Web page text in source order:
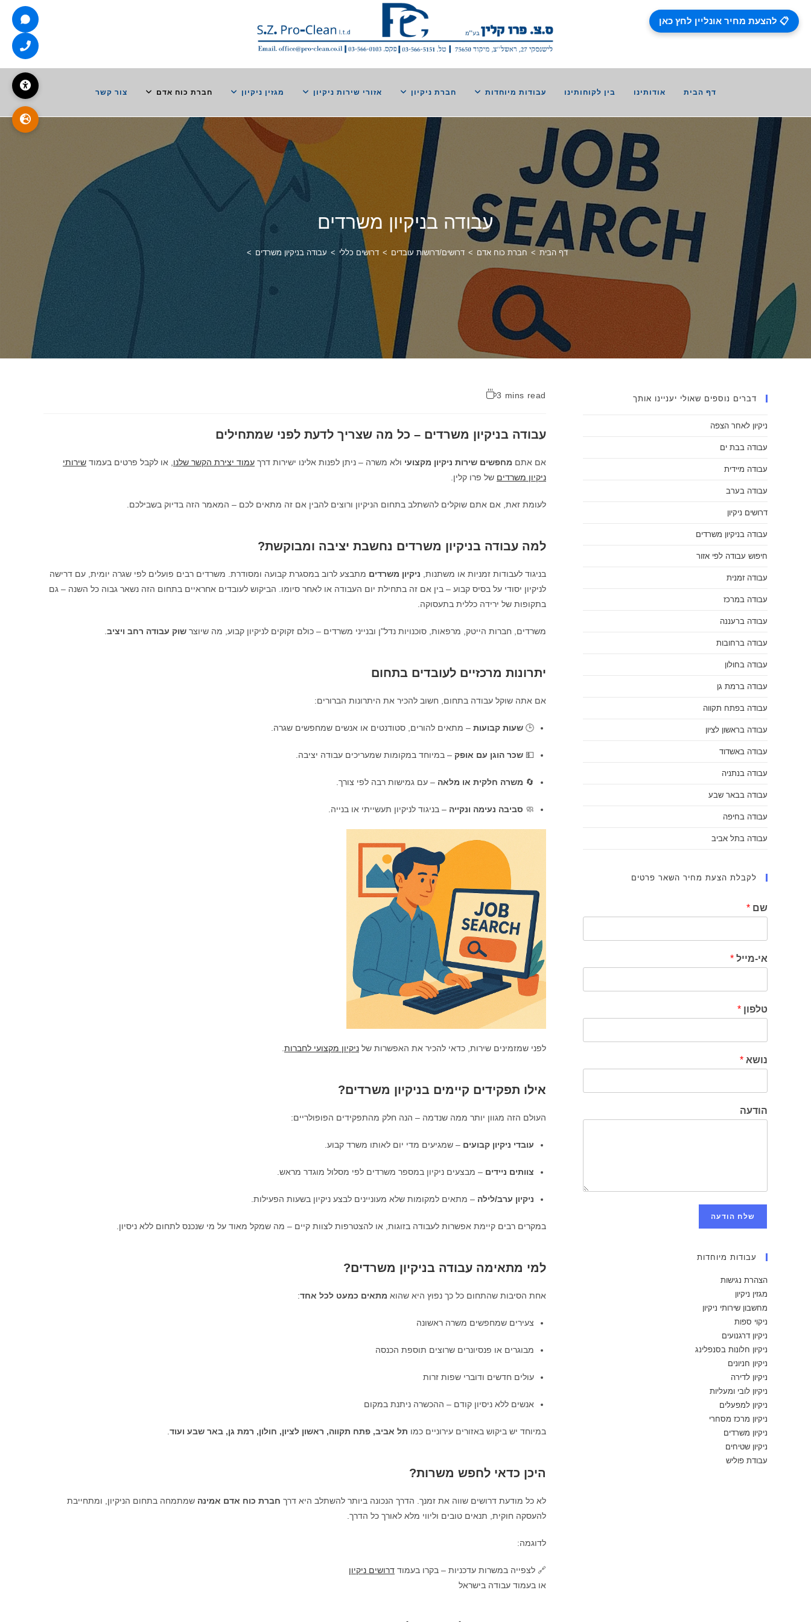
דף הבית אודותינו בין לקוחותינו עבודות מיוחדות חברת ניקיון אזורי שירות ניקיון מגזין ניקיון חברת כוח אדם צור קשר
עבודה בניקיון משרדים
דף הבית > חברת כוח אדם > דרושים/דרושות עובדים > דרושים כללי > עבודה בניקיון משרדים >
3 mins read
עבודה בניקיון משרדים – כל מה שצריך לדעת לפני שמתחילים
אם אתם מחפשים שירות ניקיון מקצועי ולא משרה – ניתן לפנות אלינו ישירות דרך עמוד יצירת הקשר שלנו , או לקבל פרטים בעמוד שירותי
ניקיון משרדים של פרו קלין.
לעומת זאת, אם אתם שוקלים להשתלב בתחום הניקיון ורוצים להבין אם זה מתאים לכם – המאמר הזה בדיוק בשבילכם.
למה עבודה בניקיון משרדים נחשבת יציבה ומבוקשת?
בניגוד לעבודות זמניות או משתנות, ניקיון משרדים מתבצע לרוב במסגרת קבועה ומסודרת. משרדים רבים פועלים לפי שגרה יומית, עם דרישה
לניקיון יסודי על בסיס קבוע – בין אם זה בתחילת יום העבודה או לאחר סיומו. הביקוש לעובדים אחראיים בתחום הזה נשאר גבוה כל השנה – גם
בתקופות של ירידה כללית בתעסוקה.
משרדים, חברות הייטק, מרפאות, סוכנויות נדל"ן ובנייני משרדים – כולם זקוקים לניקיון קבוע, מה שיוצר שוק עבודה רחב ויציב
יתרונות מרכזיים לעובדים בתחום
אם אתה שוקל עבודה בתחום, חשוב להכיר את היתרונות הברורים:
🕒 שעות קבועות – מתאים להורים, סטודנטים או אנשים שמחפשים שגרה.
💵 שכר הוגן עם אופק – במיוחד במקומות שמעריכים עבודה יציבה.
🔄 משרה חלקית או מלאה – עם גמישות רבה לפי צורך.
🧼 סביבה נעימה ונקייה – בניגוד לניקיון תעשייתי או בנייה.
לפני שמזמינים שירות, כדאי להכיר את האפשרות של ניקיון מקצועי לחברות
אילו תפקידים קיימים בניקיון משרדים?
העולם הזה מגוון יותר ממה שנדמה – הנה חלק מהתפקידים הפופולריים:
עובדי ניקיון קבועים – שמגיעים מדי יום לאותו משרד קבוע.
צוותים ניידים – מבצעים ניקיון במספר משרדים לפי מסלול מוגדר מראש.
ניקיון ערב/לילה – מתאים למקומות שלא מעוניינים לבצע ניקיון בשעות הפעילות.
במקרים רבים קיימת אפשרות לעבודה בזוגות, או להצטרפות לצוות קיים – מה שמקל מאוד על מי שנכנס לתחום ללא ניסיון.
למי מתאימה עבודה בניקיון משרדים?
אחת הסיבות שהתחום כל כך נפוץ היא שהוא מתאים כמעט לכל אחד:
צעירים שמחפשים משרה ראשונה
מבוגרים או פנסיונרים שרוצים תוספת הכנסה
עולים חדשים ודוברי שפות זרות
אנשים ללא ניסיון קודם – ההכשרה ניתנת במקום
במיוחד יש ביקוש באזורים עירוניים כמו תל אביב, פתח תקווה, ראשון לציון, חולון, רמת גן, באר שבע ועוד
היכן כדאי לחפש משרות?
לא כל מודעת דרושים שווה את זמנך. הדרך הנכונה ביותר להשתלב היא דרך חברת כוח אדם אמינה שמתמחה בתחום הניקיון, ומתחייבת
להעסקה חוקית, תנאים טובים וליווי מלא לאורך כל הדרך.
לדוגמה:
🔗 לצפייה במשרות עדכניות – בקרו בעמוד דרושים ניקיון
או בעמוד עבודה בישראל
דברים נוספים שאולי יעניינו אותך
ניקיון לאחר הצפה
עבודה בבת ים
עבודה מיידית
עבודה בערב
דרושים ניקיון
עבודה בניקיון משרדים
חיפוש עבודה לפי אזור
עבודה זמנית
עבודה במרכז
עבודה ברעננה
עבודה ברחובות
עבודה בחולון
עבודה ברמת גן
עבודה בפתח תקווה
עבודה בראשון לציון
עבודה באשדוד
עבודה בנתניה
עבודה בבאר שבע
עבודה בחיפה
עבודה בתל אביב
לקבלת הצעת מחיר השאר פרטים
שם *
אי-מייל *
טלפון *
נושא *
הודעה
שלח הודעה
עבודות מיוחדות
הצהרת נגישות
מגזין ניקיון
מחשבון שירותי ניקיון
ניקוי ספות
ניקיון דרגנועים
ניקיון חלונות בסנפלינג
ניקיון חניונים
ניקיון לדירה
ניקיון לובי ומעליות
ניקיון למפעלים
ניקיון מרכז מסחרי
ניקיון משרדים
ניקיון שטיחים
עבודת פוליש
📋 להצעת מחיר אונליין לחץ כאן